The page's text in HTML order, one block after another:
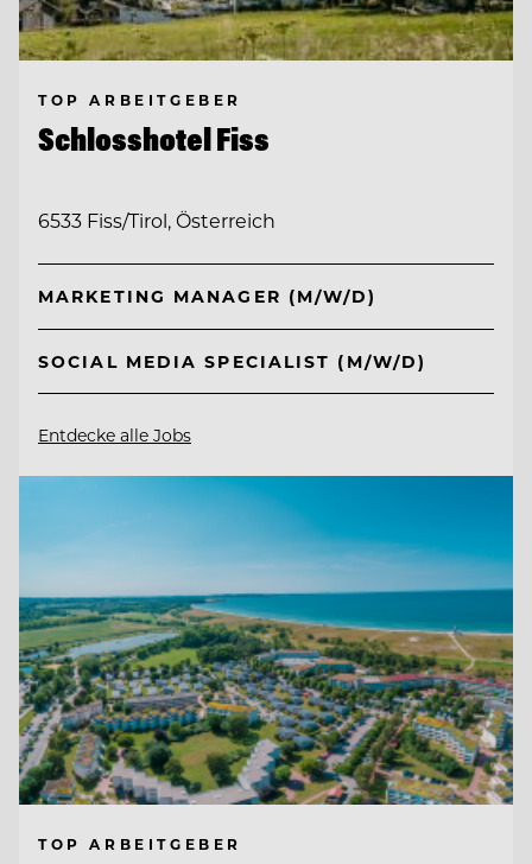
TOP ARBEITGEBER
Schlosshotel Fiss
6533 Fiss/Tirol, Österreich
MARKETING MANAGER (M/W/D)
SOCIAL MEDIA SPECIALIST (M/W/D)
Entdecke alle Jobs
TOP ARBEITGEBER